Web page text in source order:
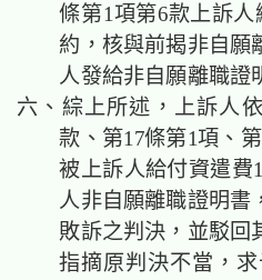
條第1項第6款上訴
約，核與前揭非自願
人發給非自願離職證
六、綜上所述，上訴人
款、第17條第1項、
被上訴人給付資遣費
人非自願離職證明書
敗訴之判決，並駁回
指摘原判決不當，